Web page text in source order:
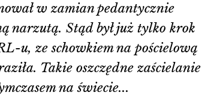
w zamian pedantycznie
narzutą. Stąd był już tylko krok
u, ze schowkiem na pościelową
Takie oszczędne zaścielanie
na świecie...